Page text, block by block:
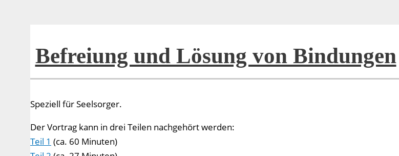
Befreiung und Lösung von Bindungen
Speziell für Seelsorger.
Der Vortrag kann in drei Teilen nachgehört werden:
Teil 1 (ca. 60 Minuten)